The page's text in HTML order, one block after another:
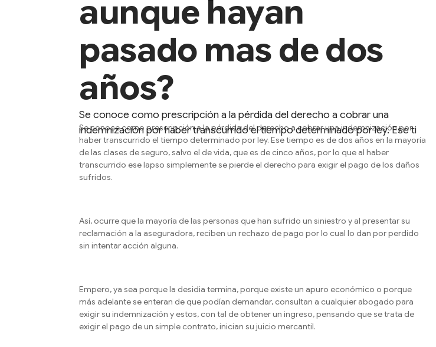
aunque hayan
pasado mas de dos
años?
Se conoce como prescripción a la pérdida del derecho a cobrar una
indemnización por haber transcurrido el tiempo determinado por ley. Ese ti
Se conoce como prescripción a la pérdida del derecho a cobrar una indemnización por
haber transcurrido el tiempo determinado por ley. Ese tiempo es de dos años en la mayoría
de las clases de seguro, salvo el de vida, que es de cinco años, por lo que al haber
transcurrido ese lapso simplemente se pierde el derecho para exigir el pago de los daños
sufridos.
Así, ocurre que la mayoría de las personas que han sufrido un siniestro y al presentar su
reclamación a la aseguradora, reciben un rechazo de pago por lo cual lo dan por perdido
sin intentar acción alguna.
Empero, ya sea porque la desidia termina, porque existe un apuro económico o porque
más adelante se enteran de que podían demandar, consultan a cualquier abogado para
exigir su indemnización y estos, con tal de obtener un ingreso, pensando que se trata de
exigir el pago de un simple contrato, inician su juicio mercantil.